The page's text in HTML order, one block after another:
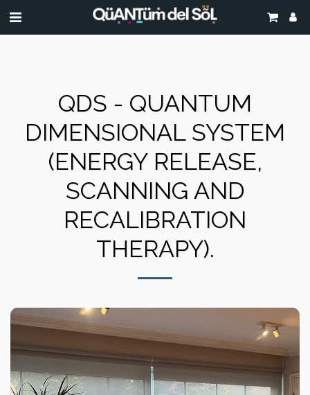
QDS - QUANTUM
DIMENSIONAL SYSTEM
(ENERGY RELEASE,
SCANNING AND
RECALIBRATION
THERAPY).